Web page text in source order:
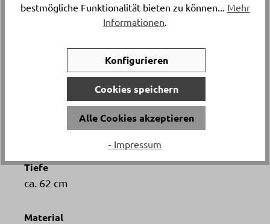
Versand & Lieferung
ca. 84 cm
Tiefe
ca. 62 cm
Material
bestmögliche Funktionalität bieten zu können... Mehr
Informationen
Konfigurieren
Cookies speichern
Alle Cookies akzeptieren
- Impressum